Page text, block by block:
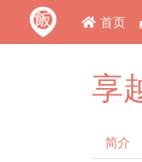
首页
享
简介